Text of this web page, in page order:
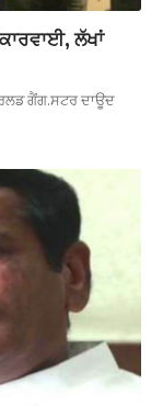
ਲੱਖਾਂ
ਗੈਂਗ.ਸਟਰ ਦਾਊਦ